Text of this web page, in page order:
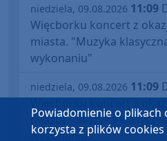
niedziela, 09.08.2026 11:09
Więcborku koncert z
miasta. "Muzyka
wykonaniu"
niedziela, 09.08.2026 11:09
miasta. "Muzyka
wykonaniu"
Powiadomienie o plikach
korzysta z plików